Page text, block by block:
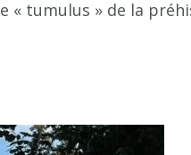
« tumulus » de la